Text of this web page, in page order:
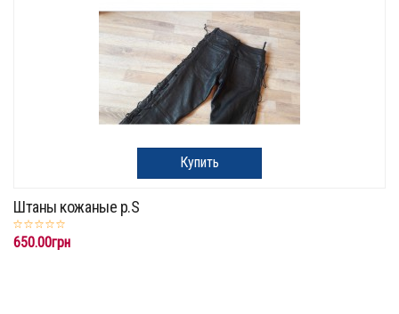
Купить
Штаны кожаные р.S
650.00грн